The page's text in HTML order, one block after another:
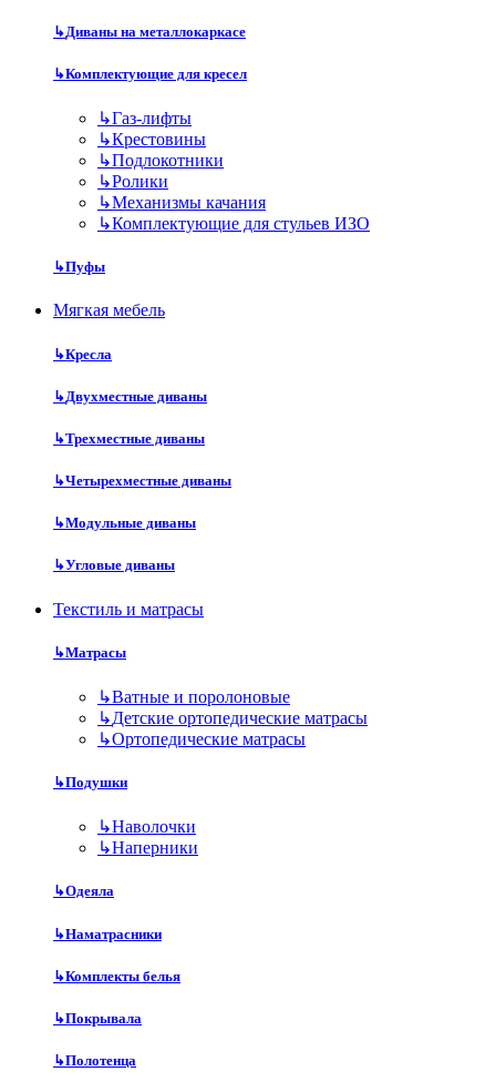
↳Диваны на металлокаркасе
↳Комплектующие для кресел
↳Газ-лифты
↳Крестовины
↳Подлокотники
↳Ролики
↳Механизмы качания
↳Комплектующие для стульев ИЗО
↳Пуфы
Мягкая мебель
↳Кресла
↳Двухместные диваны
↳Трехместные диваны
↳Четырехместные диваны
↳Модульные диваны
↳Угловые диваны
Текстиль и матрасы
↳Матрасы
↳Ватные и поролоновые
↳Детские ортопедические матрасы
↳Ортопедические матрасы
↳Подушки
↳Наволочки
↳Наперники
↳Одеяла
↳Наматрасники
↳Комплекты белья
↳Покрывала
↳Полотенца